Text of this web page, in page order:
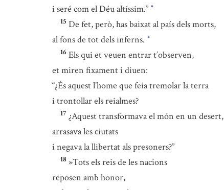
i seré com el Déu altíssim.” *
15 De fet, però, has baixat al país dels morts,
al fons de tot dels inferns. *
16 Els qui et veuen entrar t’observen,
et miren fixament i diuen:
“¿És aquest l’home que feia tremolar la terra
i trontollar els reialmes?
17 ¿Aquest transformava el món en un desert,
arrasava les ciutats
i negava la llibertat als presoners?”
18 »Tots els reis de les nacions
reposen amb honor,